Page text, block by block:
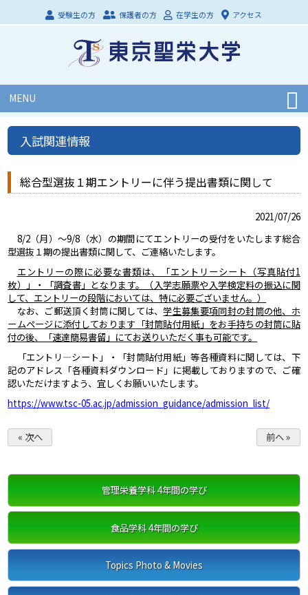
受験生の方 保護者の方 在学生の方 アクセス
MENU
入試関連情報
総合型選抜１期エントリーに伴う提出書類に関して
2021/07/26
8/2（月）～9/8（水）の期間にてエントリーの受付をいたします総合
型選抜１期の提出書類に関して、ご連絡いたします。
エントリーの際に必要な書類は、「エントリーシート（写真貼付1
枚）」・「調査書」となります。（入学志願票や入学検定料の振込に関
して、エントリーの段階においては、特に必要ございません。）
なお、ご郵送頂く封筒に関しては、学生募集要項同封の封筒の他、ホ
ームページに添付しております「封筒貼付用紙」をお手持ちの封筒に貼
付の後、「速達簡易書留」にてお送りいただく事も可能です。
「エントリ―シート」・「封筒貼付用紙」等各種資料に関しては、下
記のアドレス「各種資料ダウンロード」に掲載しておりますので、ご確
認いただけますよう、宜しくお願いいたします。
https://www.tsc-05.ac.jp/admission_guidance/admission_list/
« 次へ 前へ »
管理栄養学科 4年間の学び
食品学科 4年間の学び
Topics Photo & Movies